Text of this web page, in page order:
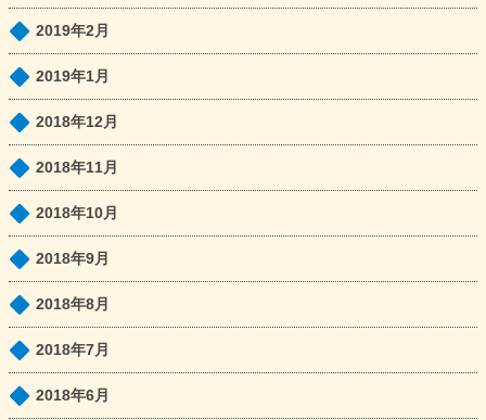
2019年2月
2019年1月
2018年12月
2018年11月
2018年10月
2018年9月
2018年8月
2018年7月
2018年6月